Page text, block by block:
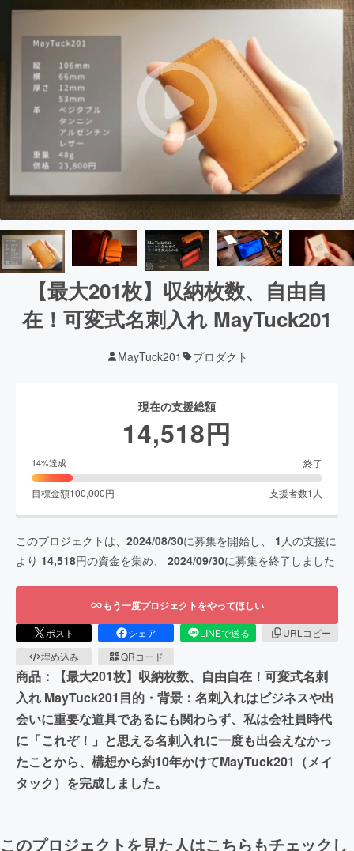
【最大201枚】収納枚数、自由自
在！可変式名刺入れ MayTuck201
MayTuck201 プロダクト
現在の支援総額
14,518円
14%達成 終了
目標金額100,000円 支援者数1 人
このプロジェクトは、 2024/08/30に募集を開始し、 1 人の支援に
より 14,518円の資金を集め、 2024/09/30に募集を終了しました
もう一度プロジェクトをやってほしい
ポスト シェア LINEで送る
URLコピー
埋め込み
QRコード
商品：【最大201枚】収納枚数、自由自在！可変式名刺
入れ MayTuck201目的・背景：名刺入れはビジネスや出
会いに重要な道具であるにも関わらず、私は会社員時代
に「これぞ！」と思える名刺入れに一度も出会えなかっ
たことから、構想から約10年かけてMayTuck201（メイ
タック）を完成しました。
このプロジェクトを見た人はこちらもチェックし